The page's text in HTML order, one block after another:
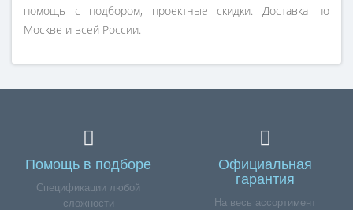
помощь с подбором, проектные скидки. Доставка по
Москве и всей России.
Помощь в подборе
Спецификации любой
сложности
Официальная
гарантия
На весь ассортимент